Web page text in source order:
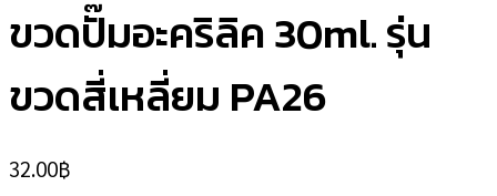
ขวดปั๊มอะคริลิค 30ml. รุ่น
ขวดสี่เหลี่ยม PA26
32.00฿